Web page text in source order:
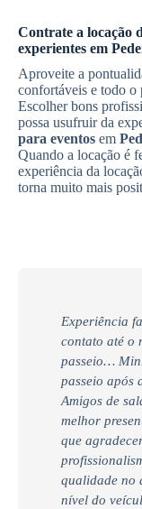
Contrate a locação
experientes em
Aproveite a
confortáveis e todo
Escolher bons
possa usufruir da
para eventos em
Quando a locação é
experiência da
torna muito mais
Experiência
contato até o
passeio…
passeio após
Amigos de
melhor
que
qualidade no
nível do